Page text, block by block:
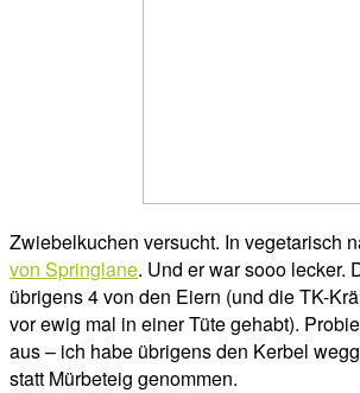
Zwiebelkuchen versucht. In vegetarisch
von Springlane. Und er war sooo lecker.
übrigens 4 von den Eiern (und die TK-
vor ewig mal in einer Tüte gehabt).
aus – ich habe übrigens den Kerbel
statt Mürbeteig genommen.